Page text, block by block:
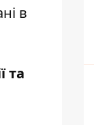
в
та